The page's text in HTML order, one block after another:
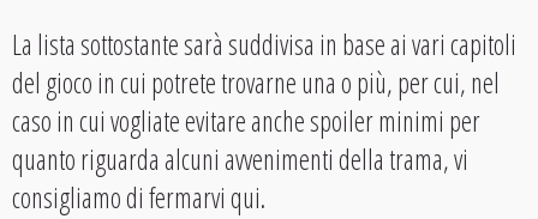
La lista sottostante sarà suddivisa in base ai vari capitoli
del gioco in cui potrete trovarne una o più, per cui, nel
caso in cui vogliate evitare anche spoiler minimi per
quanto riguarda alcuni avvenimenti della trama, vi
consigliamo di fermarvi qui.